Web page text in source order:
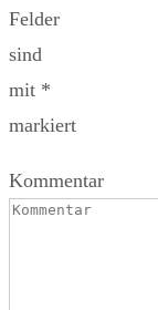
Felder
sind
mit *
markiert
Kommentar